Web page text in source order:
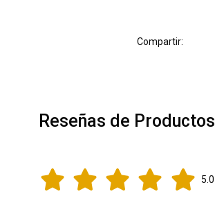
Compartir:
Reseñas de Productos
5.0